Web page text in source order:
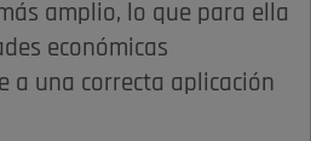
amplio, lo que para ella
económicas
a una correcta aplicación